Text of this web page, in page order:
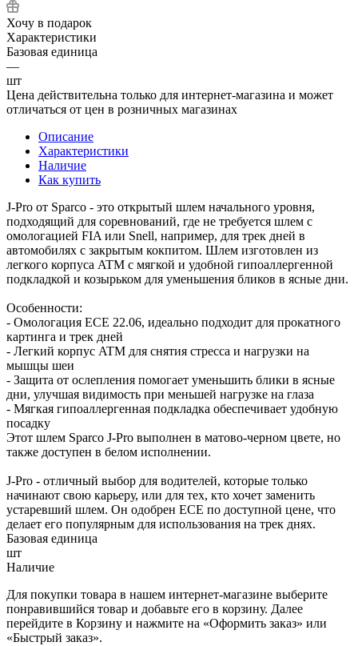
Хочу в подарок
Характеристики
Базовая единица
—
шт
Цена действительна только для интернет-магазина и может
отличаться от цен в розничных магазинах
Описание
Характеристики
Наличие
Как купить
J-Pro от Sparco - это открытый шлем начального уровня,
подходящий для соревнований, где не требуется шлем с
омологацией FIA или Snell, например, для трек дней в
автомобилях с закрытым кокпитом. Шлем изготовлен из
легкого корпуса ATM с мягкой и удобной гипоаллергенной
подкладкой и козырьком для уменьшения бликов в ясные дни.
Особенности:
- Омологация ECE 22.06, идеально подходит для прокатного
картинга и трек дней
- Легкий корпус ATM для снятия стресса и нагрузки на
мышцы шеи
- Защита от ослепления помогает уменьшить блики в ясные
дни, улучшая видимость при меньшей нагрузке на глаза
- Мягкая гипоаллергенная подкладка обеспечивает удобную
посадку
Этот шлем Sparco J-Pro выполнен в матово-черном цвете, но
также доступен в белом исполнении.
J-Pro - отличный выбор для водителей, которые только
начинают свою карьеру, или для тех, кто хочет заменить
устаревший шлем. Он одобрен ECE по доступной цене, что
делает его популярным для использования на трек днях.
Базовая единица
шт
Наличие
Для покупки товара в нашем интернет-магазине выберите
понравившийся товар и добавьте его в корзину. Далее
перейдите в Корзину и нажмите на «Оформить заказ» или
«Быстрый заказ».